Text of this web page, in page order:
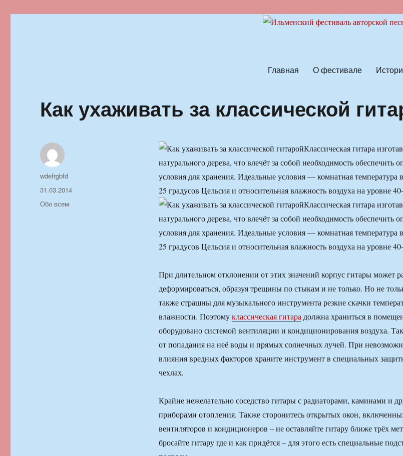
Главная О фестивале
Как ухаживать за классической
Классическая гитара
натурального дерева, что влечёт за собой необходимость обеспечить
условия для хранения. Идеальные условия — комнатная температура
25 градусов Цельсия и относительная влажность воздуха на уровне
Классическая гитара
натурального дерева, что влечёт за собой необходимость обеспечить
условия для хранения. Идеальные условия — комнатная температура
25 градусов Цельсия и относительная влажность воздуха на уровне
При длительном отклонении от этих значений корпус гитары может
деформироваться, образуя трещины по стыкам и не только. Но не
также страшны для музыкального инструмента резкие скачки
влажности. Поэтомуклассическая гитарадолжна храниться в
оборудовано системой вентиляции и кондиционирования воздуха.
от попадания на неё воды и прямых солнечных лучей. При
влияния вредных факторов храните инструмент в специальных
чехлах.
Крайне нежелательно соседство гитары с радиаторами, каминами и
приборами отопления. Также сторонитесь открытых окон,
вентиляторов и кондиционеров – не оставляйте гитару ближе трёх
бросайте гитару где и как придётся – для этого есть специальные
Автор
wdefrgbfd
Опубликовано
31.03.2014
Рубрики
Обо всем